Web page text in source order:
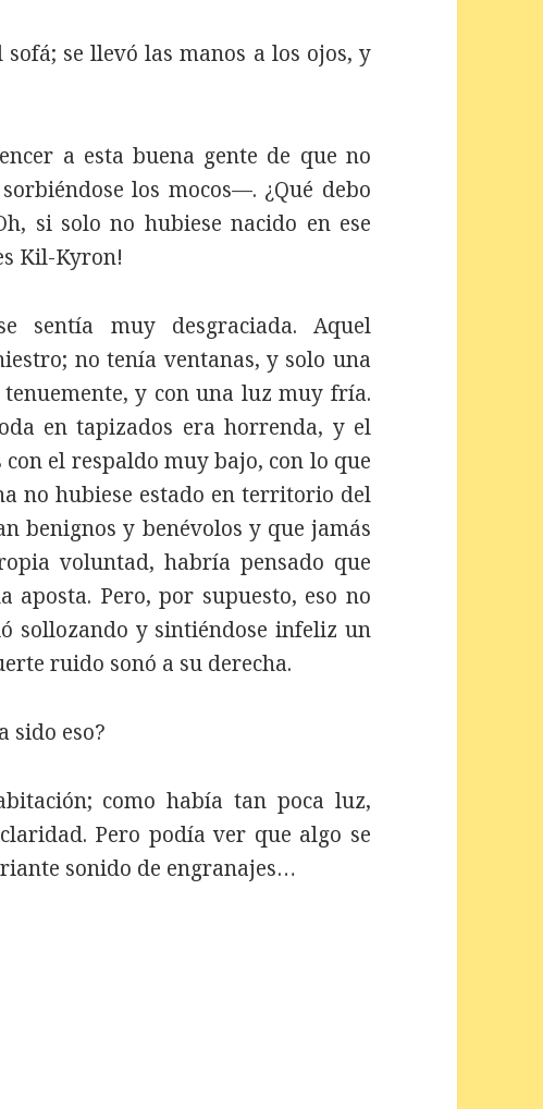
se llevó las manos a los ojos, y
a esta buena gente de que no
los mocos—. ¿Qué debo
si solo no hubiese nacido en ese
Kil-Kyron!
sentía muy desgraciada. Aquel
no tenía ventanas, y solo una
y con una luz muy fría.
en tapizados era horrenda, y el
el respaldo muy bajo, con lo que
no hubiese estado en territorio del
benignos y benévolos y que jamás
voluntad, habría pensado que
aposta. Pero, por supuesto, eso no
sollozando y sintiéndose infeliz un
ruido sonó a su derecha.
sido eso?
como había tan poca luz,
Pero podía ver que algo se
sonido de engranajes…